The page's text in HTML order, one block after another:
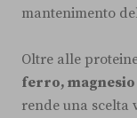
mantenimento
Oltre alle
ferro,
rende una scelta